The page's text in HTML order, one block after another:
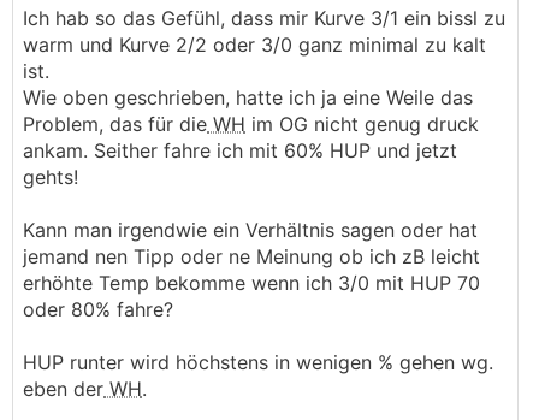
Ich hab so das Gefühl, dass mir Kurve 3/1 ein bissl zu
warm und Kurve 2/2 oder 3/0 ganz minimal zu kalt
ist.
Wie oben geschrieben, hatte ich ja eine Weile das
Problem, das für die WH im OG nicht genug druck
ankam. Seither fahre ich mit 60% HUP und jetzt
gehts!
Kann man irgendwie ein Verhältnis sagen oder hat
jemand nen Tipp oder ne Meinung ob ich zB leicht
erhöhte Temp bekomme wenn ich 3/0 mit HUP 70
oder 80% fahre?
HUP runter wird höchstens in wenigen % gehen wg.
eben der WH.